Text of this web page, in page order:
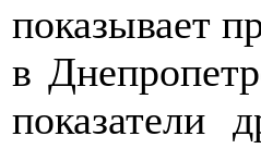
показывает
в
показатели